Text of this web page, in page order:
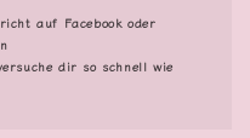
auf Facebook oder
dir so schnell wie